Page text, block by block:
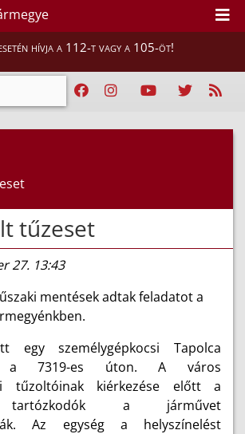
hívja a 112-t vagy a 105-öt!
tűzeset
27. 13:43
mentések adtak feladatot a
egy személygépkocsi Tapolca
a 7319-es úton. A város
tűzoltóinak kiérkezése előtt a
tartózkodók a járművet
Az egység a helyszínelést